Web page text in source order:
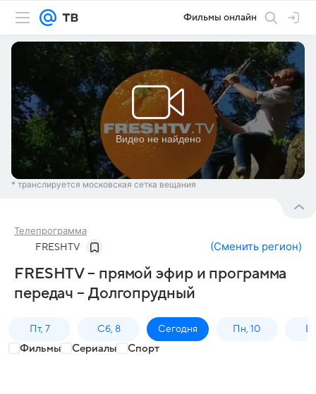
Фильмы онлайн
* транслируется московская сетка вещания
Телепрограмма
FRESHTV (Сменить регион)
FRESHTV – прямой эфир и программа
передач – Долгопрудный
Пт, 7 Сб, 8 Сегодня Пн, 10
Фильмы Сериалы Спорт